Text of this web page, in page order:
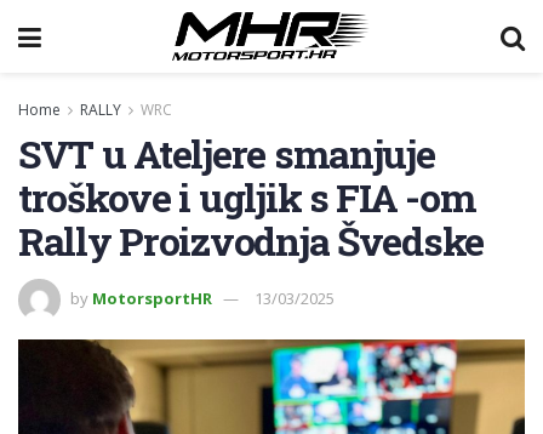
Home RALLY WRC
SVT u Ateljere smanjuje
troškove i ugljik s FIA -om
Rally Proizvodnja Švedske
by MotorsportHR 13/03/2025